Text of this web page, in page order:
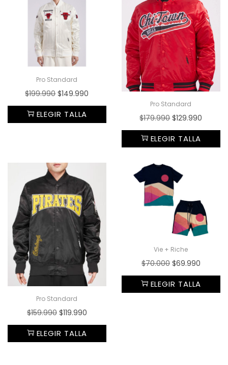
Pro Standard
$199.990 $149.990
ELEGIR TALLA
Pro Standard
$179.990 $129.990
ELEGIR TALLA
Pro Standard
$159.990 $119.990
ELEGIR TALLA
Vie + Riche
$70.000 $69.990
ELEGIR TALLA